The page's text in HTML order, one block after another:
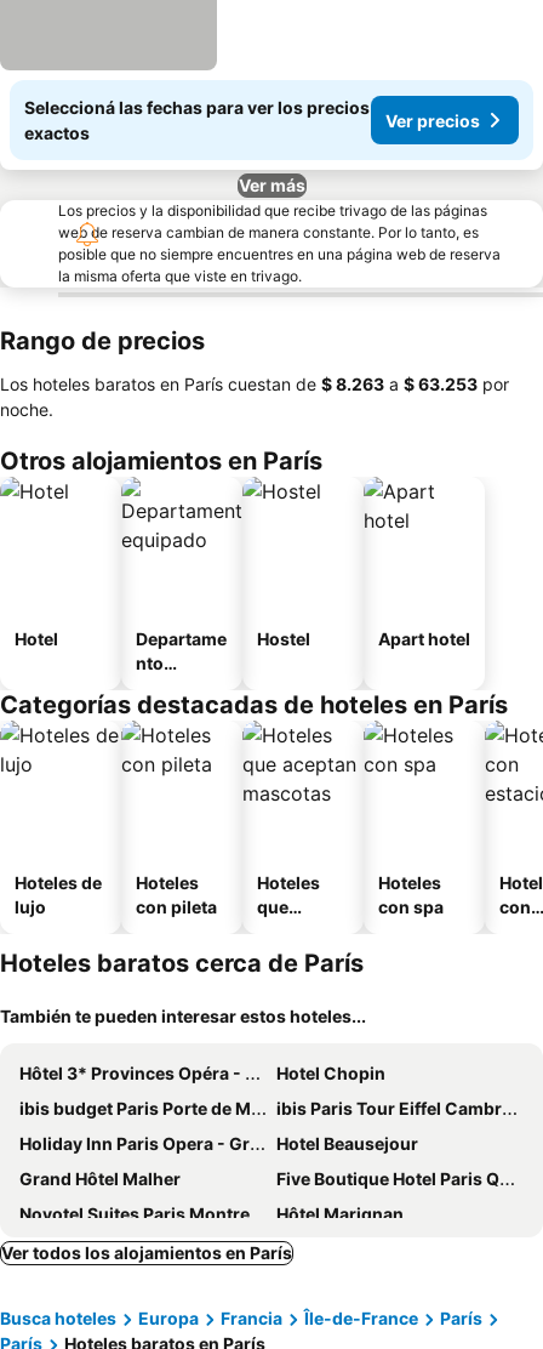
Seleccioná las fechas para ver los precios
exactos
Ver precios
Ver más
Los precios y la disponibilidad que recibe trivago de las páginas
web de reserva cambian de manera constante. Por lo tanto, es
posible que no siempre encuentres en una página web de reserva
la misma oferta que viste en trivago.
Rango de precios
Los hoteles baratos en París cuestan de ‎$ 8.263 a ‎$ 63.253 por
noche.
Otros alojamientos en París
Hotel
Departame
nto
Hostel Apart hotel
Categorías destacadas de hoteles en París
Hoteles de
lujo
Hoteles
con pileta
Hoteles
que
mascotas
Hoteles
con spa
con
Hoteles baratos cerca de París
También te pueden interesar estos hoteles...
Hôtel 3* Provinces Opéra - Vacances Bleues
Hotel Chopin
ibis budget Paris Porte de Montmartre
ibis Paris Tour Eiffel Cambronne 15ème
Holiday Inn Paris Opera - Grands Blvds By Ihg
Hotel Beausejour
Grand Hôtel Malher
Five Boutique Hotel Paris Quartier Latin
Novotel Suites Paris Montreuil Vincennes
Hôtel Marignan
St Christopher's Inn Paris - Gare du Nord
Hotel Saint Christophe
Grand Hotel Nouvel Opera
Hotel Eiffel Seine
Ver todos los alojamientos en París
Busca hoteles Europa Francia Île-de-France
París
París
Hoteles baratos en París